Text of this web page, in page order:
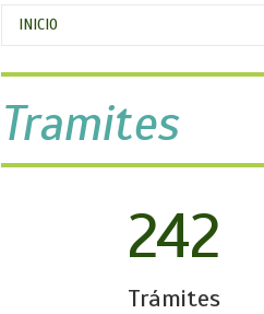
Se
encuentra
usted
aquí
INICIO
Tramites
242
Trámites